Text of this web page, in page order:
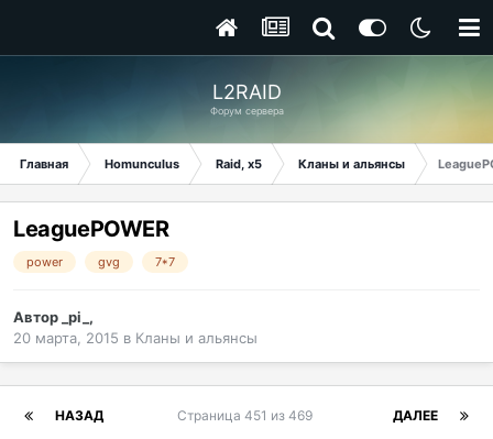
L2RAID
Форум сервера
Главная Homunculus Raid, x5 Кланы и альянсы
LeaguePOWER
power gvg 7*7
Автор _pi_ ,
20 марта, 2015 в Кланы и альянсы
НАЗАД ДАЛЕЕ
Страница 451 из 469